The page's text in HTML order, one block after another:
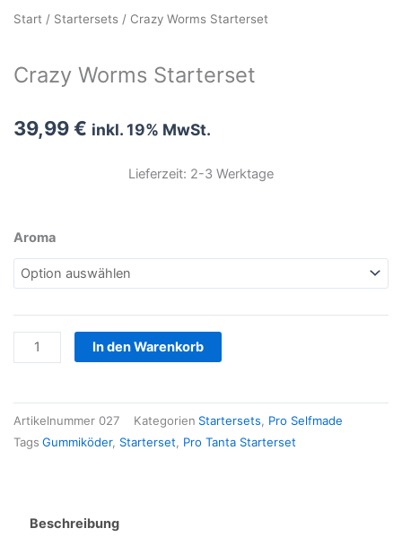
Start / Startersets / Crazy Worms Starterset
Crazy Worms Starterset
39,99€ inkl. 19% MwSt.
Lieferzeit: 2-3 Werktage
Aroma
Crazy
Worms
Starterset
In den Warenkorb
Artikelnummer 027 Kategorien Startersets
Pro Selfmade
Tags Gummiköder, Starterset Pro Tanta Starterset
Beschreibung